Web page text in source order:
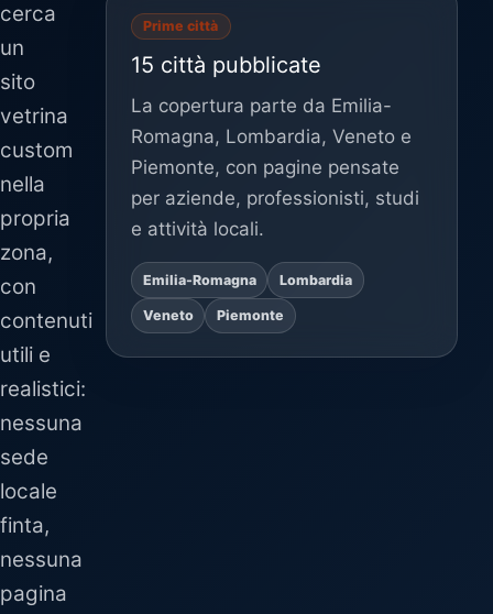
cerca
un
sito
vetrina
custom
nella
propria
zona,
con
contenuti
utili e
realistici:
nessuna
sede
locale
finta,
nessuna
pagina
Prime città
15 città pubblicate
La copertura parte da Emilia-
Romagna, Lombardia, Veneto e
Piemonte, con pagine pensate
per aziende, professionisti, studi
e attività locali.
Emilia-Romagna Lombardia
Veneto Piemonte